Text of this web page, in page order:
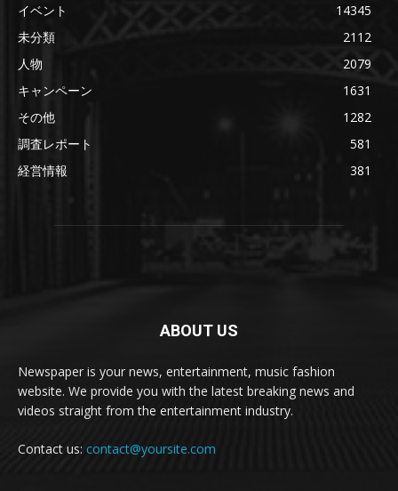
イベント
14345
未分類
2112
人物
2079
キャンペーン
1631
その他
1282
調査レポート
581
経営情報
381
ABOUT US
Newspaper is your news, entertainment, music fashion
website. We provide you with the latest breaking news and
videos straight from the entertainment industry.
Contact us: contact@yoursite.com